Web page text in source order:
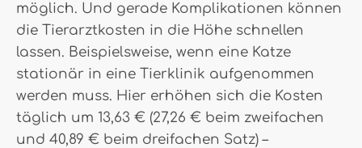
möglich. Und gerade Komplikationen können
die Tierarztkosten in die Höhe schnellen
lassen. Beispielsweise, wenn eine Katze
stationär in eine Tierklinik aufgenommen
werden muss. Hier erhöhen sich die Kosten
täglich um 13,63 € (27,26 € beim zweifachen
und 40,89 € beim dreifachen Satz) –